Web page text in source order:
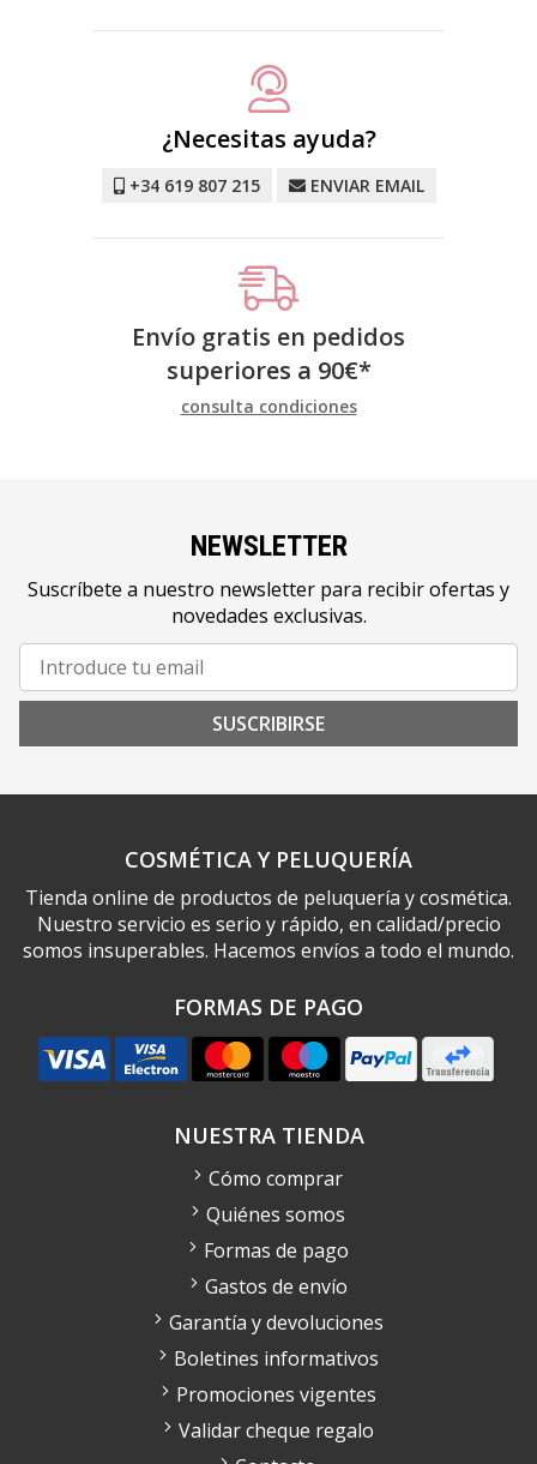
¿Necesitas ayuda?
+34 619 807 215 ENVIAR EMAIL
Envío gratis en pedidos
superiores a 90€*
consulta condiciones
NEWSLETTER
Suscríbete a nuestro newsletter para recibir ofertas y
novedades exclusivas.
SUSCRIBIRSE
COSMÉTICA Y PELUQUERÍA
Tienda online de productos de peluquería y cosmética.
Nuestro servicio es serio y rápido, en calidad/precio
somos insuperables. Hacemos envíos a todo el mundo.
FORMAS DE PAGO
NUESTRA TIENDA
Cómo comprar
Quiénes somos
Formas de pago
Gastos de envío
Garantía y devoluciones
Boletines informativos
Promociones vigentes
Validar cheque regalo